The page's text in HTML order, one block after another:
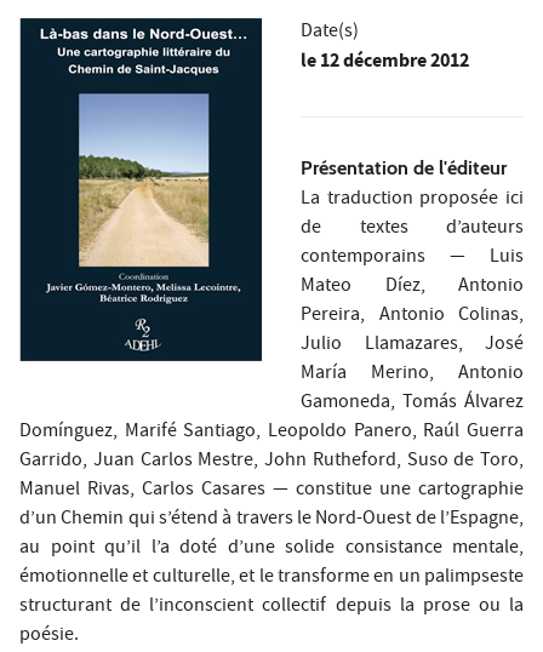
Date(s)
le12 décembre 2012
Présentation de l'éditeur
La traduction proposée ici
de textes d’auteurs
contemporains — Luis
Mateo Díez, Antonio
Pereira, Antonio Colinas,
Julio Llamazares, José
María Merino, Antonio
Gamoneda, Tomás Álvarez
Domínguez, Marifé Santiago, Leopoldo Panero, Raúl Guerra
Garrido, Juan Carlos Mestre, John Rutheford, Suso de Toro,
Manuel Rivas, Carlos Casares — constitue une cartographie
d’un Chemin qui s’étend à travers le Nord-Ouest de l’Espagne,
au point qu’il l’a doté d’une solide consistance mentale,
émotionnelle et culturelle, et le transforme en un palimpseste
structurant de l’inconscient collectif depuis la prose ou la
poésie.